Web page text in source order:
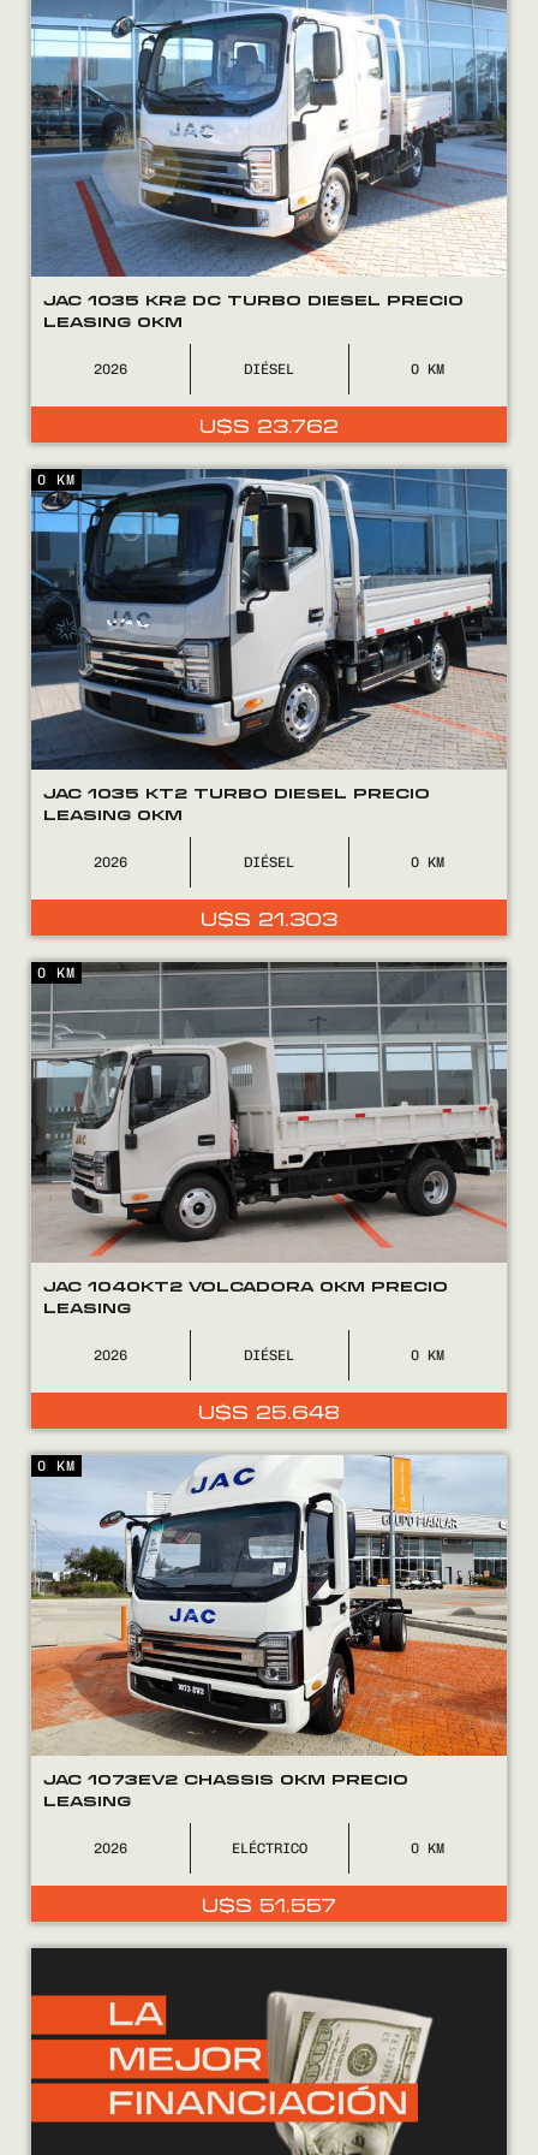
JAC 1035 KR2 DC TURBO DIESEL PRECIO
LEASING 0KM
2026 DIÉSEL 0
U$S 23.762
JAC 1035 KT2 TURBO DIESEL PRECIO
LEASING 0KM
2026 DIÉSEL 0
U$S 21.303
0 KM
JAC 1040KT2 VOLCADORA 0KM PRECIO
LEASING
2026 DIÉSEL 0
U$S 25.648
0 KM
JAC 1073EV2 CHASSIS 0KM PRECIO
LEASING
2026 ELÉCTRICO 0
U$S 51.557
0 KM